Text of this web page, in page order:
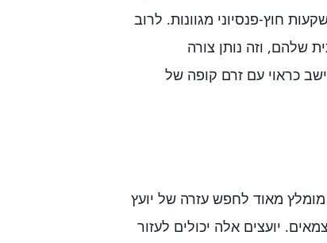
חוץ-פנסיוני מגוונות. לרוב
שלהם, וזה נותן צורה
כראוי עם זרם קופה של
מאוד לחפש עזרה של יועץ
יועצים אלה יכולים לעזור